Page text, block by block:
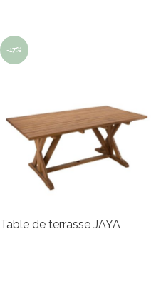
-17%
Table de terrasse JAYA